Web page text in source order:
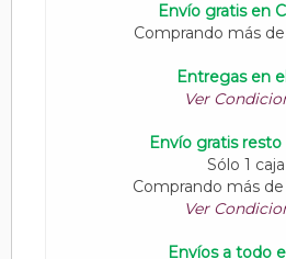
Envío gratis en
Comprando más
Entregas en
Ver
Envío gratis resto
Sólo 1 caja
Comprando más
Ver
Envíos a todo